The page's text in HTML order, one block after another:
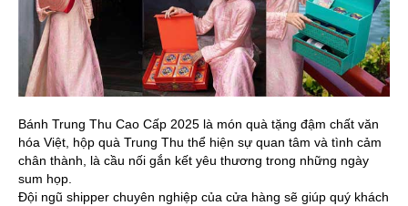
Bánh Trung Thu Cao Cấp 2025 là món quà tặng đậm chất văn
hóa Việt, hộp quà Trung Thu thể hiện sự quan tâm và tình cảm
chân thành, là cầu nối gắn kết yêu thương trong những ngày
sum họp.
Đội ngũ shipper chuyên nghiệp của cửa hàng sẽ giúp quý khách